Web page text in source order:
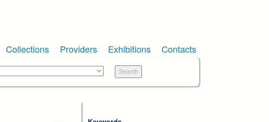
Collections Providers Exhibitions Contacts